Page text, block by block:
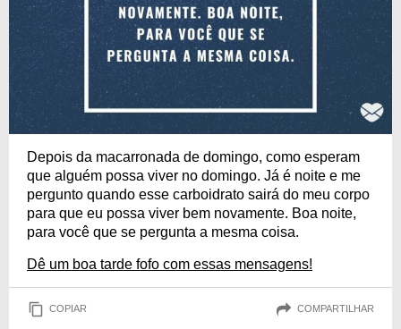
Depois da macarronada de domingo, como esperam
que alguém possa viver no domingo. Já é noite e me
pergunto quando esse carboidrato sairá do meu corpo
para que eu possa viver bem novamente. Boa noite,
para você que se pergunta a mesma coisa.
Dê um boa tarde fofo com essas mensagens!
COPIAR COMPARTILHAR